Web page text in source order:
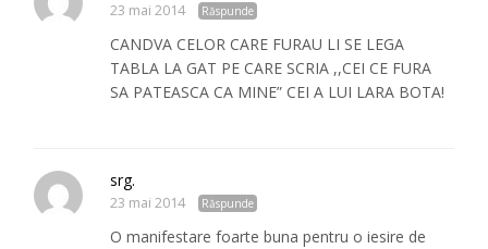
23 mai 2014 Răspunde
CANDVA CELOR CARE FURAU LI SE LEGA
TABLA LA GAT PE CARE SCRIA ,,CEI CE FURA
SA PATEASCA CA MINE” CEI A LUI LARA BOTA!
srg.
23 mai 2014 Răspunde
O manifestare foarte buna pentru o iesire de